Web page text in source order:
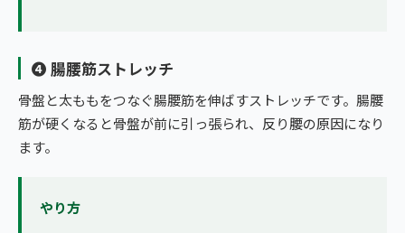
❹ 腸腰筋ストレッチ
骨盤と太ももをつなぐ腸腰筋を伸ばすストレッチです。腸腰
筋が硬くなると骨盤が前に引っ張られ、反り腰の原因になり
ます。
やり方